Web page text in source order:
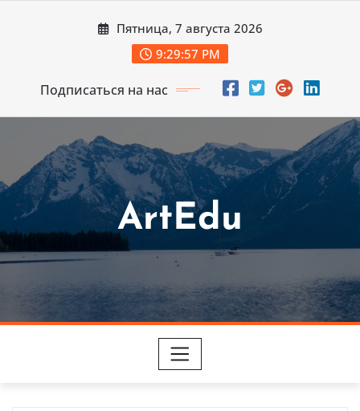
Пятница, 7 августа 2026
9:29:59 PM
Подписаться на нас
ArtEdu